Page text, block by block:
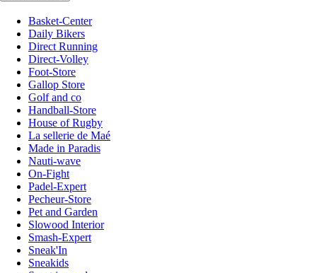
Basket-Center
Daily Bikers
Direct Running
Direct-Volley
Foot-Store
Gallop Store
Golf and co
Handball-Store
House of Rugby
La sellerie de Maé
Made in Paradis
Nauti-wave
On-Fight
Padel-Expert
Pecheur-Store
Pet and Garden
Slowood Interior
Smash-Expert
Sneak'In
Sneakids